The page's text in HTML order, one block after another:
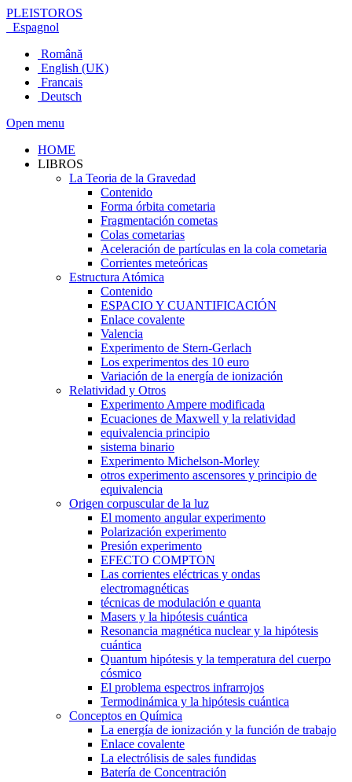
PLEISTOROS
Espagnol
Română
English (UK)
Francais
Deutsch
Open menu
HOME
LIBROS
La Teoria de la Gravedad
Contenido
Forma órbita cometaria
Fragmentación cometas
Colas cometarias
Aceleración de partículas en la cola cometaria
Corrientes meteóricas
Estructura Atómica
Contenido
ESPACIO Y CUANTIFICACIÓN
Enlace covalente
Valencia
Experimento de Stern-Gerlach
Los experimentos des 10 euro
Variación de la energía de ionización
Relatividad y Otros
Experimento Ampere modificada
Ecuaciones de Maxwell y la relatividad
equivalencia principio
sistema binario
Experimento Michelson-Morley
otros experimento ascensores y principio de
equivalencia
Origen corpuscular de la luz
El momento angular experimento
Polarización experimento
Presión experimento
EFECTO COMPTON
Las corrientes eléctricas y ondas
electromagnéticas
técnicas de modulación e quanta
Masers y la hipótesis cuántica
Resonancia magnética nuclear y la hipótesis
cuántica
Quantum hipótesis y la temperatura del cuerpo
cósmico
El problema espectros infrarrojos
Termodinámica y la hipótesis cuántica
Conceptos en Química
La energía de ionización y la función de trabajo
Enlace covalente
La electrólisis de sales fundidas
Batería de Concentración